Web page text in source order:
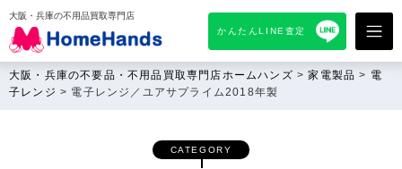
大阪・兵庫の不用品買取専門店
かんたんLINE査定
大阪・兵庫の不要品・不用品買取専門店ホームハンズ >家電製品 > 電
子レンジ > 電子レンジ／ユアサプライム2018年製
CATEGORY